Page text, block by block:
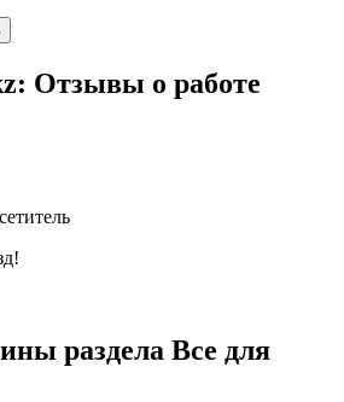
Отзывы о работе
раздела Все для